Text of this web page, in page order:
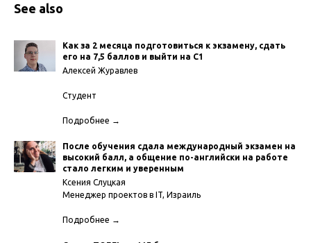
See also
Как за 2 месяца подготовиться к экзамену, сдать
его на 7,5 баллов и выйти на C1
Алексей Журавлев
Студент
Подробнее →
После обучения сдала международный экзамен на
высокий балл, а общение по-английски на работе
стало легким и уверенным
Ксения Слуцкая
Менеджер проектов в IT, Израиль
Подробнее →